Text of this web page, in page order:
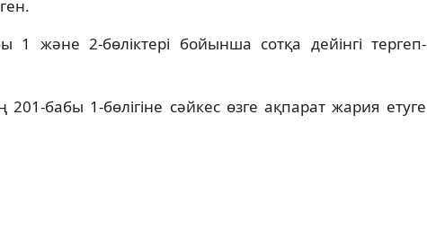
1 және 2-бөліктері бойынша сотқа дейінгі тергеп-
201-бабы 1-бөлігіне сәйкес өзге ақпарат жария етуге